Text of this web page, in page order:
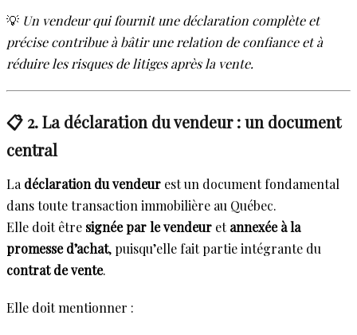
💡 Un vendeur qui fournit une déclaration complète et
précise contribue à bâtir une relation de confiance et à
réduire les risques de litiges après la vente.
📋 2. La déclaration du vendeur : un document
central
La déclaration du vendeur est un document fondamental
dans toute transaction immobilière au Québec.
Elle doit être signée par le vendeur etannexée à la
promesse d’achat, puisqu’elle fait partie intégrante du
contrat de vente.
Elle doit mentionner :